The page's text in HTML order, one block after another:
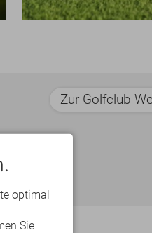
Zur Golfclub-
optimal
Sie